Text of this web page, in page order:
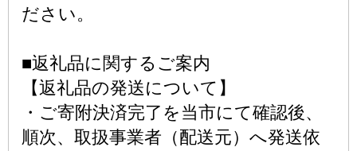
ださい。
■返礼品に関するご案内
【返礼品の発送について】
・ご寄附決済完了を当市にて確認後、
順次、取扱事業者（配送元）へ発送依